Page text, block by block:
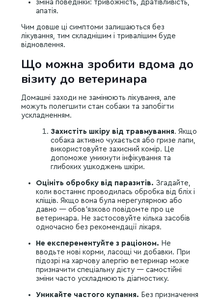
зміна поведінки: тривожність, дратівливість,
апатія.
Чим довше ці симптоми залишаються без
лікування, тим складнішим і тривалішим буде
відновлення.
Що можна зробити вдома до
візиту до ветеринара
Домашні заходи не замінюють лікування, але
можуть полегшити стан собаки та запобігти
ускладненням.
Захистіть шкіру від травмування. Якщо
собака активно чухається або гризе лапи,
використовуйте захисний комір. Це
допоможе уникнути інфікування та
глибоких ушкоджень шкіри.
Оцініть обробку від паразитів. Згадайте,
коли востаннє проводилась обробка від бліх і
кліщів. Якщо вона була нерегулярною або
давно — обов’язково повідомте про це
ветеринара. Не застосовуйте кілька засобів
одночасно без рекомендації лікаря.
Не експерементуйте з раціоном. Не
вводьте нові корми, ласощі чи добавки. При
підозрі на харчову алергію ветеринар може
призначити спеціальну дієту — самостійні
зміни часто ускладнюють діагностику.
Уникайте частого купання. Без призначення